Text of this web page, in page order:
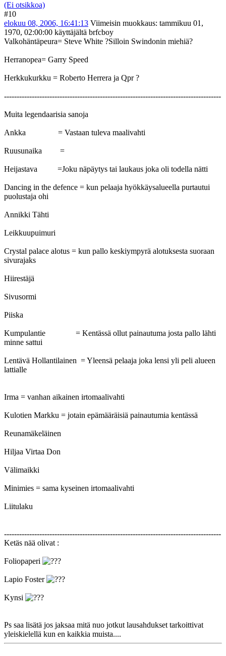
(Ei otsikkoa)
#10
elokuu 08, 2006, 16:41:13 Viimeisin muokkaus: tammikuu 01,
1970, 02:00:00 käyttäjältä brfcboy
Valkohäntäpeura= Steve White ?Silloin Swindonin miehiä?
Herranopea= Garry Speed
Herkkukurkku = Roberto Herrera ja Qpr ?
--------------------------------------------------------------------------------------
Muita legendaarisia sanoja
Ankka = Vastaan tuleva maalivahti
Ruusunaika =
Heijastava =Joku näpäytys tai laukaus joka oli todella nätti
Dancing in the defence = kun pelaaja hyökkäysalueella purtautui
puolustaja ohi
Annikki Tähti
Leikkuupuimuri
Crystal palace alotus = kun pallo keskiympyrä alotuksesta suoraan
sivurajaks
Hiirestäjä
Sivusormi
Piiska
Kumpulantie = Kentässä ollut painautuma josta pallo lähti
minne sattui
Lentävä Hollantilainen = Yleensä pelaaja joka lensi yli peli alueen
lattialle
Irma = vanhan aikainen irtomaalivahti
Kulotien Markku = jotain epämääräisiä painautumia kentässä
Reunamäkeläinen
Hiljaa Virtaa Don
Välimaikki
Minimies = sama kyseinen irtomaalivahti
Liitulaku
--------------------------------------------------------------------------------------
Ketäs nää olivat :
Foliopaperi
Lapio Foster
Kynsi
Ps saa lisätä jos jaksaa mitä nuo jotkut lausahdukset tarkoittivat
yleiskielellä kun en kaikkia muista....